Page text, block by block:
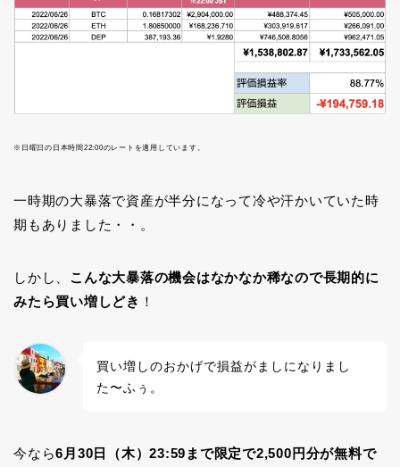
※日曜日の日本時間22:00のレートを適用しています。
一時期の大暴落で資産が半分になって冷や汗かいていた時
期もありました・・。
しかし、 こんな大暴落の機会はなかなか稀なので長期的に
みたら買い増しどき ！
買い増しのおかげで損益がましになりまし
た〜ふぅ。
今なら6月30日（木）23:59まで限定で2,500円分が無料で